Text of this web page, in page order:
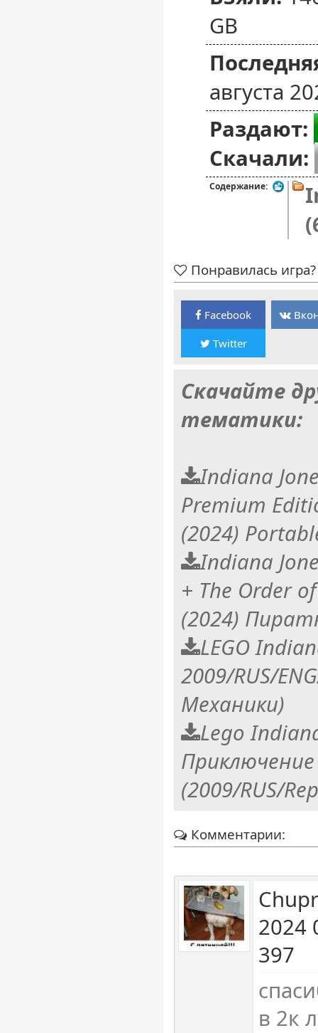
GB
августа
Раздают:
Скачали:
Содержание:
Понравилась
Facebook
Twitter
Скачайте
тематики:
Indiana
Premium
(2024)
Indiana
+ The Order
(2024)
LEGO
2009/RUS/
Механики)
Lego
(2009/RUS/
Комментарии:
2024
397
в 2к